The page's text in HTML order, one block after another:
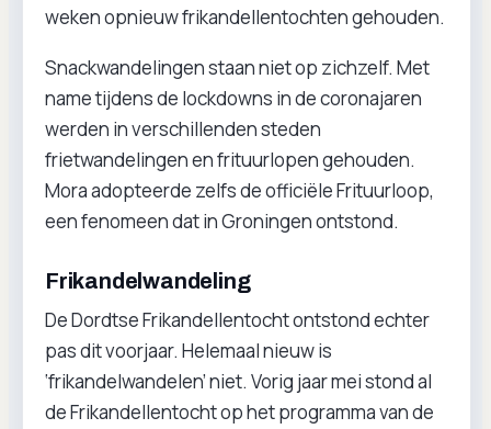
weken opnieuw frikandellentochten gehouden.
Snackwandelingen staan niet op zichzelf. Met
name tijdens de lockdowns in de coronajaren
werden in verschillenden steden
frietwandelingen en frituurlopen gehouden.
Mora adopteerde zelfs de officiële Frituurloop,
een fenomeen dat in Groningen ontstond.
Frikandelwandeling
De Dordtse Frikandellentocht ontstond echter
pas dit voorjaar. Helemaal nieuw is
‘frikandelwandelen’ niet. Vorig jaar mei stond al
de Frikandellentocht op het programma van de